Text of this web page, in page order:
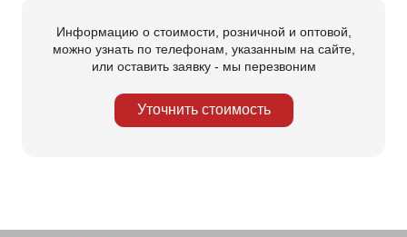
Информацию о стоимости, розничной и оптовой,
можно узнать по телефонам, указанным на сайте,
или оставить заявку - мы перезвоним
Уточнить стоимость